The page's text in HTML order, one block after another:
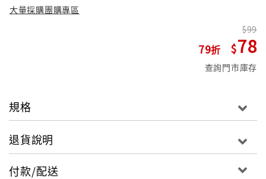
大量採購團購專區
79
99
78
查詢門市庫存
規格
退貨說明
付款/配送